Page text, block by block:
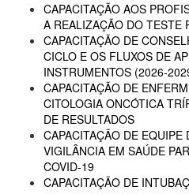
CAPACITAÇÃO AOS
A REALIZAÇÃO DO TESTE
CAPACITAÇÃO DE
CICLO E OS FLUXOS DE
INSTRUMENTOS (2026-
CAPACITAÇÃO DE
CITOLOGIA ONCÓTICA
DE RESULTADOS
CAPACITAÇÃO DE EQUIPE
VIGILÂNCIA EM SAÚDE
COVID-19
CAPACITAÇÃO DE